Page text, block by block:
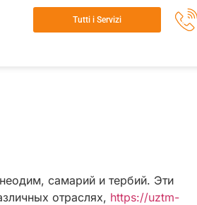
Tutti i Servizi
самарий и тербий. Эти
отраслях, https://uztm-